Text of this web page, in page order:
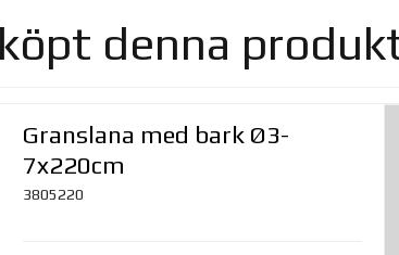
denna
Granslana med bark Ø3-
7x220cm
3805220